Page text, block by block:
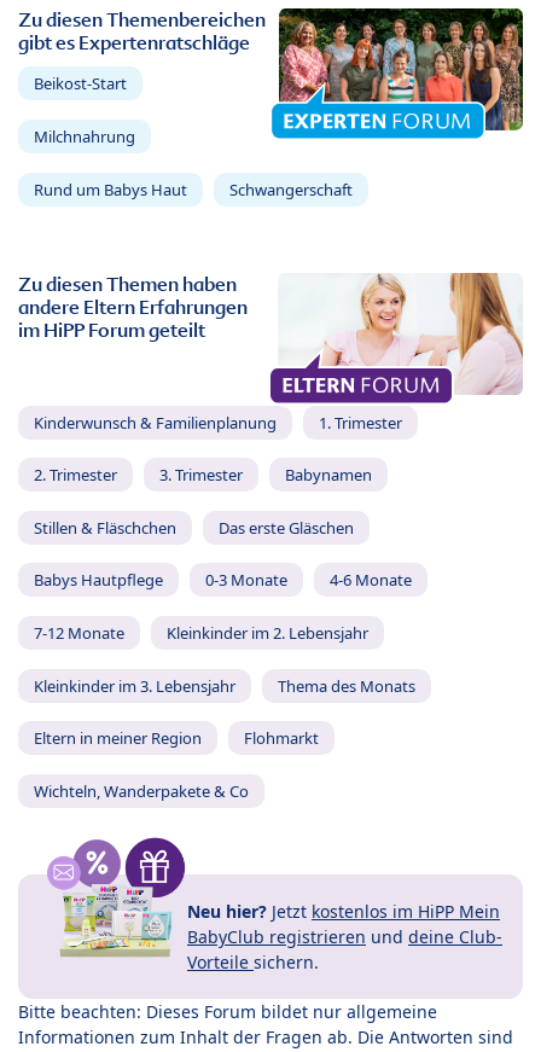
Zu diesen Themenbereichen
gibt es Expertenratschläge
Beikost-Start
Milchnahrung
Rund um Babys Haut Schwangerschaft
Zu diesen Themen haben
andere Eltern Erfahrungen
im HiPP Forum geteilt
Kinderwunsch & Familienplanung 1. Trimester
2. Trimester 3. Trimester Babynamen
Stillen & Fläschchen Das erste Gläschen
Babys Hautpflege 0-3 Monate 4-6 Monate
7-12 Monate Kleinkinder im 2. Lebensjahr
Kleinkinder im 3. Lebensjahr Thema des Monats
Eltern in meiner Region Flohmarkt
Wichteln, Wanderpakete & Co
Neu hier? Jetzt kostenlos im HiPP Mein
BabyClub registrieren und deine Club-
Vorteile sichern.
Bitte beachten: Dieses Forum bildet nur allgemeine
Informationen zum Inhalt der Fragen ab. Die Antworten sind